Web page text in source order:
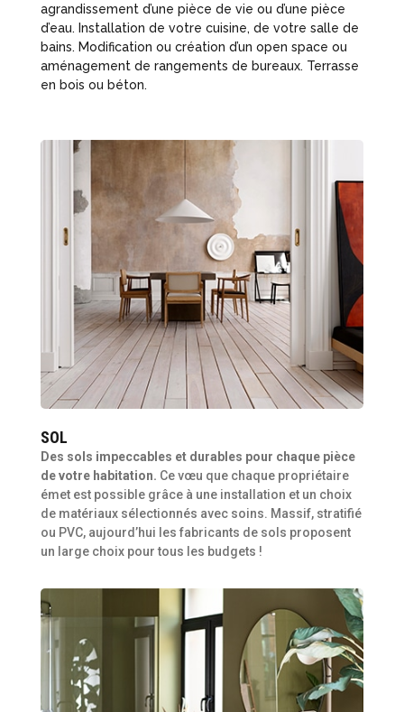
agrandissement d’une pièce de vie ou d’une pièce
d’eau. Installation de votre cuisine, de votre salle de
bains. Modification ou création d’un open space ou
aménagement de rangements de bureaux. Terrasse
en bois ou béton.
SOL
Des sols impeccables et durables pour chaque pièce
de votre habitation. Ce vœu que chaque propriétaire
émet est possible grâce à une installation et un choix
de matériaux sélectionnés avec soins. Massif, stratifié
ou PVC, aujourd’hui les fabricants de sols proposent
un large choix pour tous les budgets !